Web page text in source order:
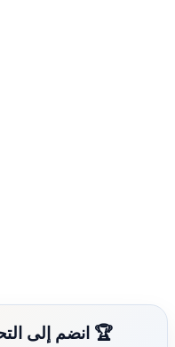
🏆 انضم إلى